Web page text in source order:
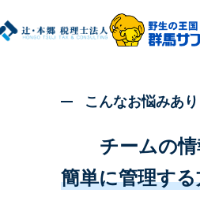
こんなお悩みあ
チームの情
簡単に管理す